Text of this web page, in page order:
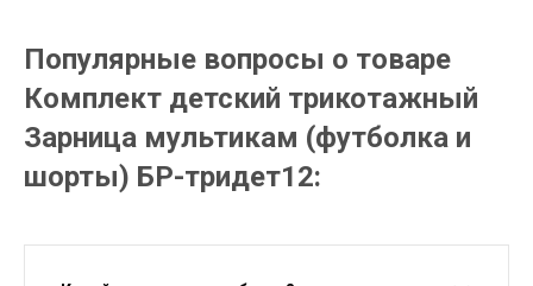
Популярные вопросы о товаре
Комплект детский трикотажный
Зарница мультикам (футболка и
шорты) БР-тридет12: